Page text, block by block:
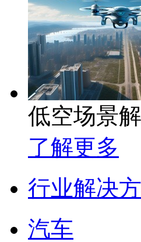
低空场景
了解更多
行业解决
汽车